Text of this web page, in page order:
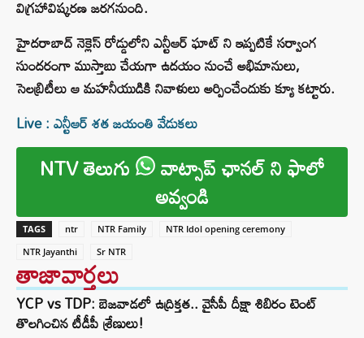
విగ్రహావిష్కరణ జరగనుంది.
హైదరాబాద్ నెక్లెస్ రోడ్డులోని ఎన్టీఆర్ ఘాట్ ని ఇప్పటికే సర్వాంగ
సుందరంగా ముస్తాబు చేయగా ఉదయం నుంచే అభిమానులు,
సెలబ్రిటీలు ఆ మహనీయుడికి నివాళులు అర్పించేందుకు క్యూ కట్టారు.
Live : ఎన్టీఆర్ శత జయంతి వేడుకలు
NTV తెలుగు వాట్సాప్ ఛానల్ ని ఫాలో
అవ్వండి
TAGS ntr NTR Family
NTR Idol opening ceremony
NTR Jayanthi
Sr NTR
తాజావార్తలు
YCP vs TDP: బెజవాడలో ఉద్రిక్తత.. వైసీపీ దీక్షా శిబిరం టెంట్
తొలగించిన టీడీపీ శ్రేణులు!